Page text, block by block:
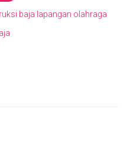
baja lapangan olahraga